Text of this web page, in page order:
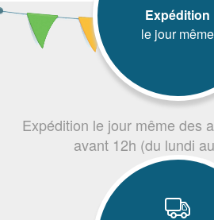
Expédition
le jour même
Expédition le jour même des
avant 12h (du lundi